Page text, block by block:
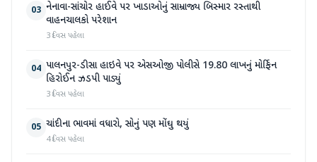
03 નેનાવા-સાંચોર હાઈવે પર ખાડાઓનું સામ્રાજ્ય બિસ્માર રસ્તાથી
વાહનચાલકો પરેશાન
3 દિવસ પહેલા
04 પાલનપુર-ડીસા હાઇવે પર એસઓજી પોલીસે 19.80 લાખનું મોર્ફિન
હિરોઈન ઝડપી પાડ્યું
3 દિવસ પહેલા
05 ચાંદીના ભાવમાં વધારો, સોનું પણ મોંઘુ થયું
4 દિવસ પહેલા